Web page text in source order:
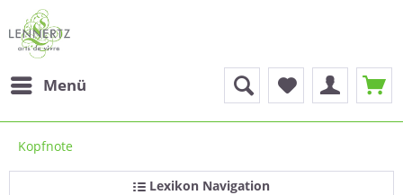
Menü
Kopfnote
Lexikon Navigation